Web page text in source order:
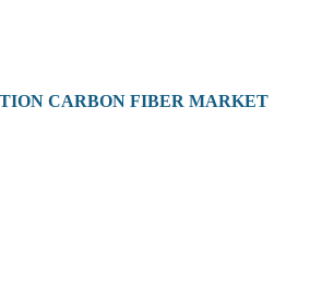
CARBON FIBER MARKET